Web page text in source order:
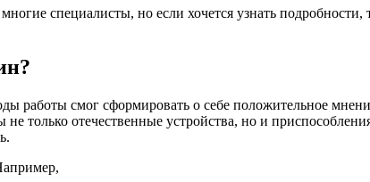
специалисты, но если хочется узнать
работы смог сформировать о себе положительное
только отечественные устройства, но и